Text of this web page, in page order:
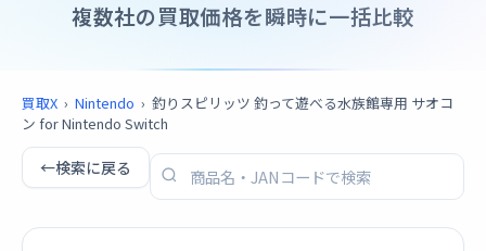
複数社の買取価格を瞬時に一括比較
買取X › Nintendo › 釣りスピリッツ 釣って遊べる水族館専用 サオコ
ン for Nintendo Switch
←検索に戻る